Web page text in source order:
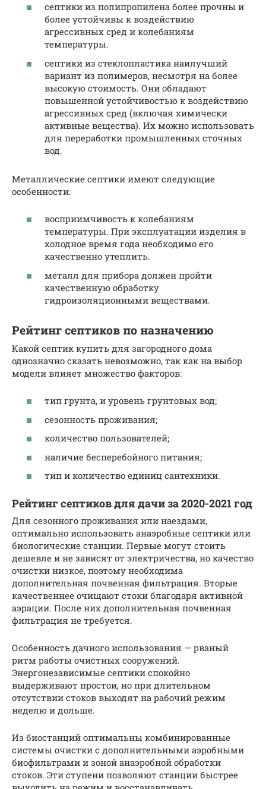
септики из полипропилена более прочны и
более устойчивы к воздействию
агрессивных сред и колебаниям
температуры.
септики из стеклопластика наилучший
вариант из полимеров, несмотря на более
высокую стоимость. Они обладают
повышенной устойчивостью к воздействию
агрессивных сред (включая химически
активные вещества). Их можно использовать
для переработки промышленных сточных
вод.
Металлические септики имеют следующие
особенности:
восприимчивость к колебаниям
температуры. При эксплуатации изделия в
холодное время года необходимо его
качественно утеплить.
металл для прибора должен пройти
качественную обработку
гидроизоляционными веществами.
Рейтинг септиков по назначению
Какой септик купить для загородного дома
однозначно сказать невозможно, так как на выбор
модели влияет множество факторов:
тип грунта, и уровень грунтовых вод;
сезонность проживания;
количество пользователей;
наличие бесперебойного питания;
тип и количество единиц сантехники.
Рейтинг септиков для дачи за 2020-2021 год
Для сезонного проживания или наездами,
оптимально использовать анаэробные септики или
биологические станции. Первые могут стоить
дешевле и не зависят от электричества, но качество
очистки низкое, поэтому необходима
дополнительная почвенная фильтрация. Вторые
качественнее очищают стоки благодаря активной
аэрации. После них дополнительная почвенная
фильтрация не требуется.
Особенность дачного использования — рваный
ритм работы очистных сооружений.
Энергонезависимые септики спокойно
выдерживают простои, но при длительном
отсутствии стоков выходят на рабочий режим
неделю и дольше.
Из биостанций оптимальны комбинированные
системы очистки с дополнительными аэробными
биофильтрами и зоной анаэробной обработки
стоков. Эти ступени позволяют станции быстрее